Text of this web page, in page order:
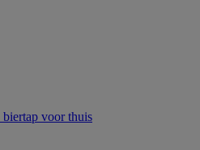
voor thuis